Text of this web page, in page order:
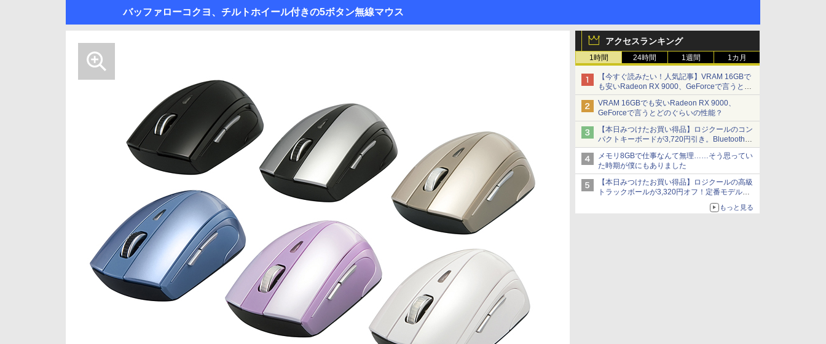
バッファローコクヨ、チルトホイール付きの5ボタン無線マウス
アクセスランキング
1時間 24時間 1週間 1カ月
【今すぐ読みたい！人気記事】VRAM 16GBで
も安いRadeon RX 9000、GeForceで言うとど
のぐらいの性能？ - PC Watch
VRAM 16GBでも安いRadeon RX 9000、
GeForceで言うとどのぐらいの性能？
【本日みつけたお買い得品】ロジクールのコン
パクトキーボードが3,720円引き。Bluetoothで3
台接続対応
メモリ8GBで仕事なんて無理……そう思ってい
た時期が僕にもありました
【本日みつけたお買い得品】ロジクールの高級
トラックボールが3,320円オフ！定番モデルも
もっと見る